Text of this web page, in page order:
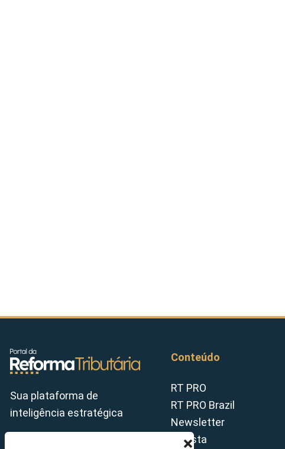
Sua plataforma de
inteligência estratégica
Conteúdo
RT PRO
RT PRO Brazil
Newsletter
Revista